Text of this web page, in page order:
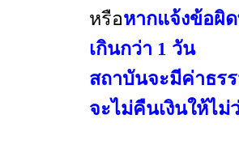
หรือหากแจ้งข้อผิ
เกินกว่า 1 วัน
สถาบันจะมีค่าธร
จะไม่คืนเงินให้ไ